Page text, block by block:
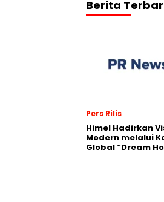
Berita
Pers Rilis
Himel Hadirkan
Modern melalui
Global “Dream